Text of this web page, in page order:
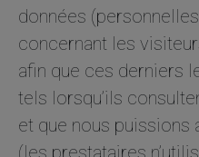
données
concernant les
afin que ces derniers
tels lorsqu’ils
et que nous